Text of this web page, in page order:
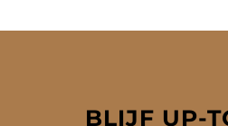
BLIJF UP-